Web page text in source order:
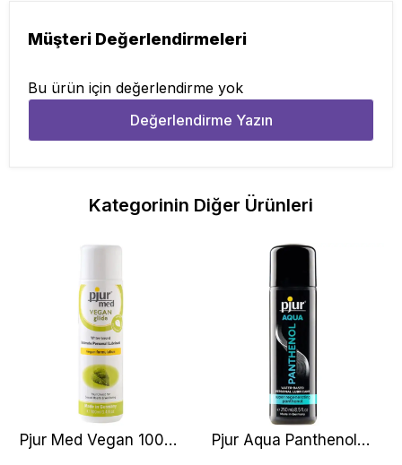
Müşteri Değerlendirmeleri
Bu ürün için değerlendirme yok
Değerlendirme Yazın
Kategorinin Diğer Ürünleri
Pjur Med Vegan 100
Pjur Aqua Panthenol